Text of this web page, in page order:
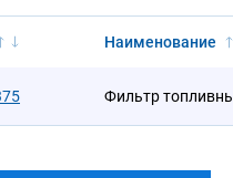
Наименование
Фильтр